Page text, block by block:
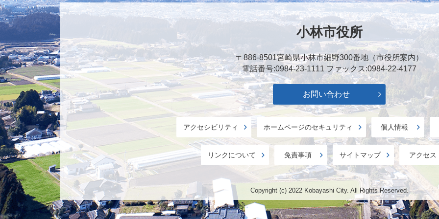
小林市役所
〒886-8501宮崎県小林市細野300番地（市役所案内）
電話番号:0984-23-1111 ファックス:0984-22-4177
お問い合わせ
アクセシビリティ ホームページのセキュリティ 個人情報
リンクについて 免責事項 サイトマップ アクセス
Copyright (c) 2022 Kobayashi City. All Rights Reserved.